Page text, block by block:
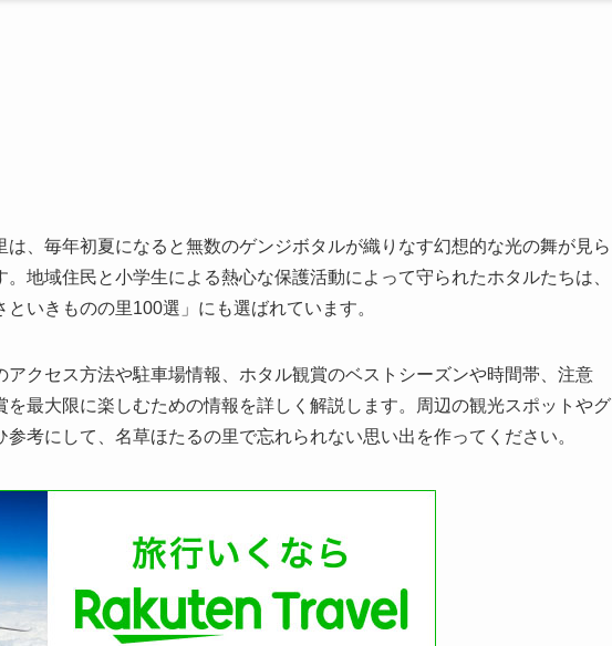
、毎年初夏になると無数のゲンジボタルが織りなす幻想的な光の舞が見ら
地域住民と小学生による熱心な保護活動によって守られたホタルたちは、
いきものの里100選」にも選ばれています。
アクセス方法や駐車場情報、ホタル観賞のベストシーズンや時間帯、注意
を最大限に楽しむための情報を詳しく解説します。周辺の観光スポットやグ
考にして、名草ほたるの里で忘れられない思い出を作ってください。